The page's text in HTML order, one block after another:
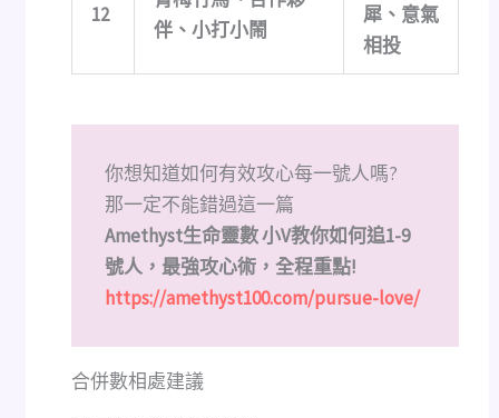
12
伴、小打小鬧
犀、意氣
相投
你想知道如何有效攻心每一號人嗎?
那一定不能錯過這一篇
Amethyst生命靈數 小V教你如何追1-9
號人，最強攻心術，全程重點!
https://amethyst100.com/pursue-love/
合併數相處建議